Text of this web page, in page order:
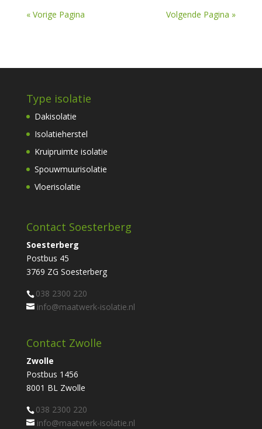
« Vorige Pagina Volgende Pagina »
Type isolatie
Dakisolatie
Isolatieherstel
Kruipruimte isolatie
Spouwmuurisolatie
Vloerisolatie
Contact Soesterberg
Soesterberg
Postbus 45
3769 ZG Soesterberg
038 2300 220
info@maatwerk-isolatie.nl
Contact Zwolle
Zwolle
Postbus 1456
8001 BL Zwolle
038 2300 220
info@maatwerk-isolatie.nl